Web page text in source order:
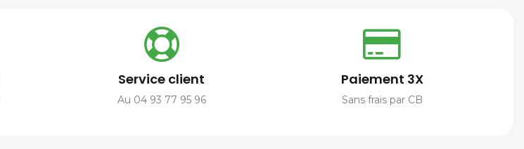
Service client
Au 04 93 77 95 96
Paiement 3X
Sans frais par CB